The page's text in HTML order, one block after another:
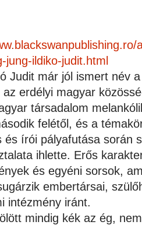
jung-ildiko-judit.html
Judit már jól ismert név
az erdélyi magyar
társadalom
felétől, és a
és írói pályafutása során
ihlette. Erős
és egyéni sorsok,
embertársai,
intézmény iránt.
mindig kék az ég,